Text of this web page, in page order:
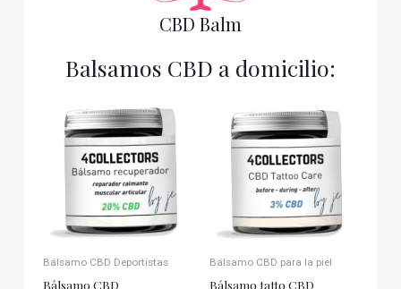
CBD Balm
Balsamos CBD a domicilio:
Bálsamo CBD Deportistas
Bálsamo CBD
Bálsamo CBD para la piel
Bálsamo tatto CBD